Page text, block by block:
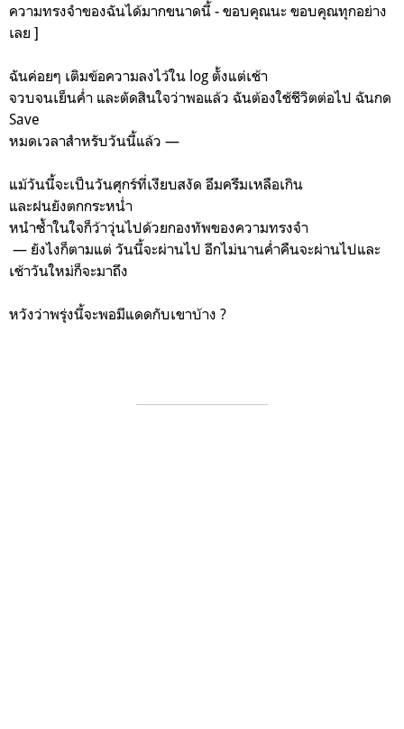
ความทรงจำของฉันได้มากขนาดนี้ - ขอบคุณนะ ขอบคุณทุกอย่าง
เลย ]
ฉันค่อยๆ เติมข้อความลงไว้ใน log ตั้งแต่เช้า
จวบจนเย็นค่ำ และตัดสินใจว่าพอแล้ว ฉันต้องใช้ชีวิตต่อไป ฉันกด
Save
หมดเวลาสำหรับวันนี้แล้ว —
แม้วันนี้จะเป็นวันศุกร์ที่เงียบสงัด อึมครึมเหลือเกิน
และฝนยังตกกระหน่ำ
หนำซ้ำในใจก็ว้าวุ่นไปด้วยกองทัพของความทรงจำ
— ยังไงก็ตามแต่ วันนี้จะผ่านไป อีกไม่นานค่ำคืนจะผ่านไปและ
เช้าวันใหม่ก็จะมาถึง
หวังว่าพรุ่งนี้จะพอมีแดดกับเขาบ้าง ?